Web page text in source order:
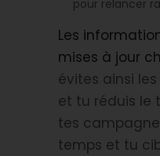
pour relancer
Les
mises à jour
évites ainsi
et tu réduis le
tes
temps et tu